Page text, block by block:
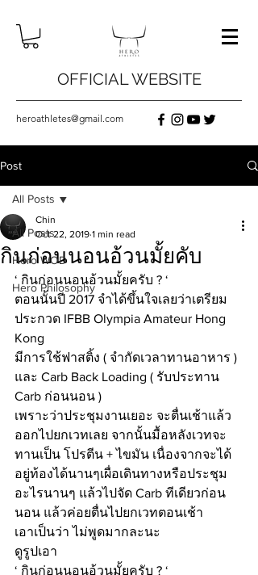
OFFICIAL WEBSITE
heroathletes@gmail.com
Post
All Posts
Hero WOD
Hero Philosophy
All Posts
กินก่อนนอนอ้วนมั้ยคับ
Chin
Oct 22, 2019 1 min read
‘ กินก่อนนอนอ้วนมั้ยครับ ? ‘
ตอนนั้นปี 2017 จำได้ขึ้นใจเลยว่าเตรียม
ประกวด IFBB Olympia Amateur Hong
Kong
มีการใช้ฟาสติ้ง ( จำกัดเวลาทานอาหาร )
และ Carb Back Loading ( รับประทาน
Carb ก่อนนอน )
เพราะว่าประชุมงานเยอะ จะตื่นเช้าแล้ว
ออกไปยกเวทเลย จากนั้นมื้อหลังเวทจะ
ทานเป็น โปรตีน + ไขมัน เนื่องจากจะได้
อยู่ท้องได้นานๆเผื่อเดินทางหรือประชุม
อะไรนานๆ แล้วไปจัด Carb ทีเดียวก่อน
นอน แล้วค่อยตื่นไปยกเวทตอนเช้า
เอาเป็นว่า ไม่พูดมากละนะ
ดูรูปเอา
‘ กินก่อนนอนอ้วนมั้ยครับ ? ‘